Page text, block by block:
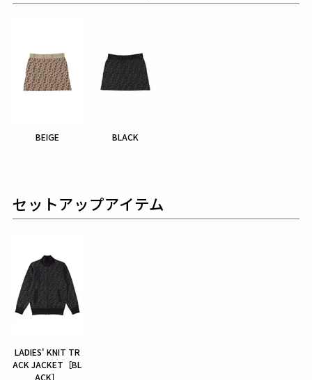
BEIGE BLACK
セットアップアイテム
LADIES' KNIT TR
ACK JACKET［BL
ACK］